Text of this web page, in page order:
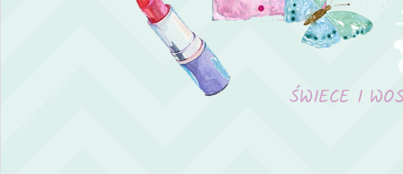
ŚWIECE I